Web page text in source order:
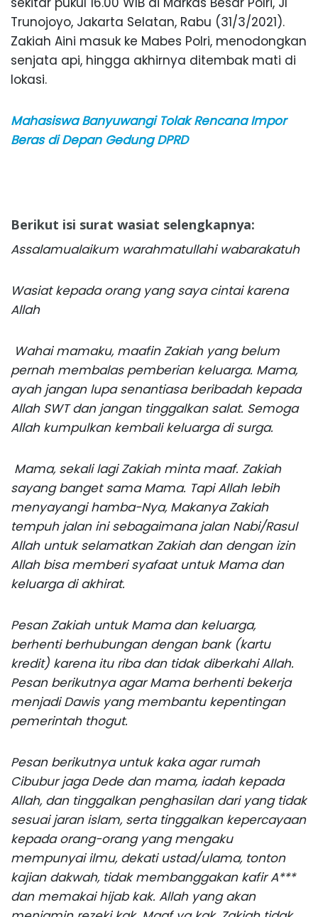
Trunojoyo, Jakarta Selatan, Rabu (31/3/2021).
Zakiah Aini masuk ke Mabes Polri, menodongkan
senjata api, hingga akhirnya ditembak mati di
lokasi.
Mahasiswa Banyuwangi Tolak Rencana Impor
Beras di Depan Gedung DPRD
Berikut isi surat wasiat selengkapnya:
Assalamualaikum warahmatullahi wabarakatuh
Wasiat kepada orang yang saya cintai karena
Allah
Wahai mamaku, maafin Zakiah yang belum
pernah membalas pemberian keluarga. Mama,
ayah jangan lupa senantiasa beribadah kepada
Allah SWT dan jangan tinggalkan salat. Semoga
Allah kumpulkan kembali keluarga di surga.
Mama, sekali lagi Zakiah minta maaf. Zakiah
sayang banget sama Mama. Tapi Allah lebih
menyayangi hamba-Nya, Makanya Zakiah
tempuh jalan ini sebagaimana jalan Nabi/Rasul
Allah untuk selamatkan Zakiah dan dengan izin
Allah bisa memberi syafaat untuk Mama dan
keluarga di akhirat.
Pesan Zakiah untuk Mama dan keluarga,
berhenti berhubungan dengan bank (kartu
kredit) karena itu riba dan tidak diberkahi Allah.
Pesan berikutnya agar Mama berhenti bekerja
menjadi Dawis yang membantu kepentingan
pemerintah thogut.
Pesan berikutnya untuk kaka agar rumah
Cibubur jaga Dede dan mama, iadah kepada
Allah, dan tinggalkan penghasilan dari yang tidak
sesuai jaran islam, serta tinggalkan kepercayaan
kepada orang-orang yang mengaku
mempunyai ilmu, dekati ustad/ulama, tonton
kajian dakwah, tidak membanggakan kafir A***
dan memakai hijab kak. Allah yang akan